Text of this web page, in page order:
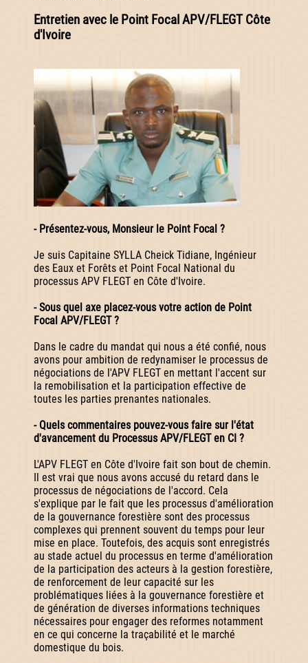
Entretien avec le Point Focal APV/FLEGT Côte
d'Ivoire
- Présentez-vous, Monsieur le Point Focal ?
Je suis Capitaine SYLLA Cheick Tidiane, Ingénieur
des Eaux et Forêts et Point Focal National du
processus APV FLEGT en Côte d'Ivoire.
- Sous quel axe placez-vous votre action de Point
Focal APV/FLEGT ?
Dans le cadre du mandat qui nous a été confié, nous
avons pour ambition de redynamiser le processus de
négociations de l'APV FLEGT en mettant l'accent sur
la remobilisation et la participation effective de
toutes les parties prenantes nationales.
- Quels commentaires pouvez-vous faire sur l'état
d'avancement du Processus APV/FLEGT en CI ?
L'APV FLEGT en Côte d'Ivoire fait son bout de chemin.
Il est vrai que nous avons accusé du retard dans le
processus de négociations de l'accord. Cela
s'explique par le fait que les processus d'amélioration
de la gouvernance forestière sont des processus
complexes qui prennent souvent du temps pour leur
mise en place. Toutefois, des acquis sont enregistrés
au stade actuel du processus en terme d'amélioration
de la participation des acteurs à la gestion forestière,
de renforcement de leur capacité sur les
problématiques liées à la gouvernance forestière et
de génération de diverses informations techniques
nécessaires pour engager des reformes notamment
en ce qui concerne la traçabilité et le marché
domestique du bois.